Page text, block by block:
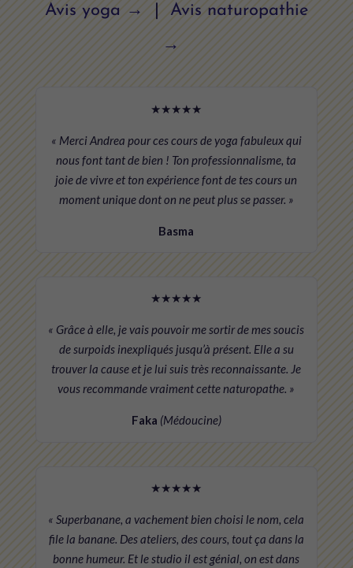
Avis yoga →
Avis naturopathie
→
★★★★★
« Merci Andrea pour ces cours de yoga fabuleux qui
nous font tant de bien ! Ton professionnalisme, ta
joie de vivre et ton expérience font de tes cours un
moment unique dont on ne peut plus se passer. »
Basma
★★★★★
« Grâce à elle, je vais pouvoir me sortir de mes soucis
de surpoids inexpliqués jusqu’à présent. Elle a su
trouver la cause et je lui suis très reconnaissante. Je
vous recommande vraiment cette naturopathe. »
Faka (Médoucine)
★★★★★
« Superbanane, a vachement bien choisi le nom, cela
file la banane. Des ateliers, des cours, tout ça dans la
bonne humeur. Et le studio il est génial, on est dans